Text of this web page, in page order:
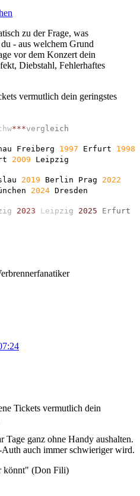
zu der Frage, was
- aus welchem Grund
vor dem Konzert dein
Diebstahl, Fehlerhaftes
vermutlich dein geringstes
hw***ve rgl ei c h
Freiberg 1997 Erfurt 1998
2009 Leipzig
2019 Berlin Prag 2022
2024 Dresden
i g 2023 L ei pzi g 2025 E rfu rt
Tickets vermutlich dein
Tage ganz ohne Handy aushalten.
auch immer schwieriger wird.
könnt" (Don Fili)